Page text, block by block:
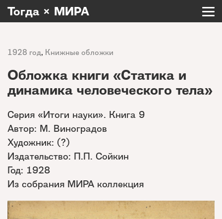
Тогда × МИРА
1928 год, Книжные обложки
Обложка книги «Статика и
динамика человеческого тела»
Серия «Итоги науки». Книга 9
Автор: М. Виноградов
Художник: (?)
Издательство: П.П. Сойкин
Год: 1928
Из собрания МИРА коллекция